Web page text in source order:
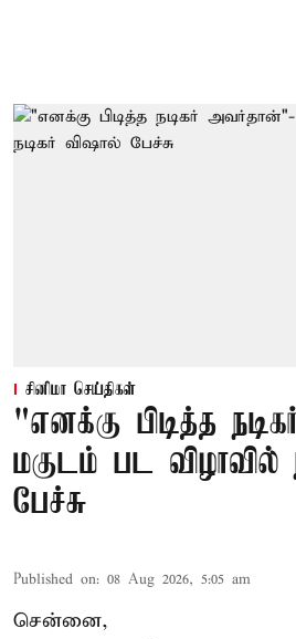
சினிமா செய்திகள்
"எனக்கு பிடித்த
மகுடம் பட விழாவில்
பேச்சு
Published on: 08 Aug 2026, 5:05 am
சென்னை,